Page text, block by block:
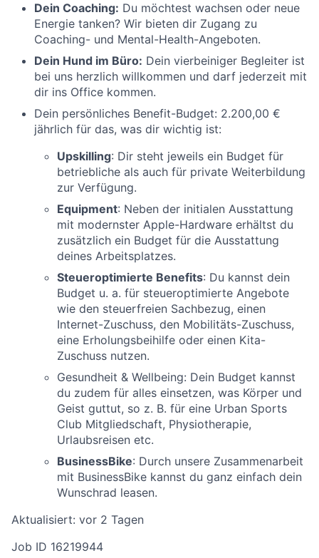
Dein Coaching: Du möchtest wachsen oder neue
Energie tanken? Wir bieten dir Zugang zu
Coaching- und Mental-Health-Angeboten.
Dein Hund im Büro: Dein vierbeiniger Begleiter ist
bei uns herzlich willkommen und darf jederzeit mit
dir ins Office kommen.
Dein persönliches Benefit-Budget: 2.200,00 €
jährlich für das, was dir wichtig ist:
Upskilling: Dir steht jeweils ein Budget für
betriebliche als auch für private Weiterbildung
zur Verfügung.
Equipment: Neben der initialen Ausstattung
mit modernster Apple-Hardware erhältst du
zusätzlich ein Budget für die Ausstattung
deines Arbeitsplatzes.
Steueroptimierte Benefits: Du kannst dein
Budget u. a. für steueroptimierte Angebote
wie den steuerfreien Sachbezug, einen
Internet-Zuschuss, den Mobilitäts-Zuschuss,
eine Erholungsbeihilfe oder einen Kita-
Zuschuss nutzen.
Gesundheit & Wellbeing: Dein Budget kannst
du zudem für alles einsetzen, was Körper und
Geist guttut, so z. B. für eine Urban Sports
Club Mitgliedschaft, Physiotherapie,
Urlaubsreisen etc.
BusinessBike: Durch unsere Zusammenarbeit
mit BusinessBike kannst du ganz einfach dein
Wunschrad leasen.
Aktualisiert: vor 2 Tagen
Job ID 16219944